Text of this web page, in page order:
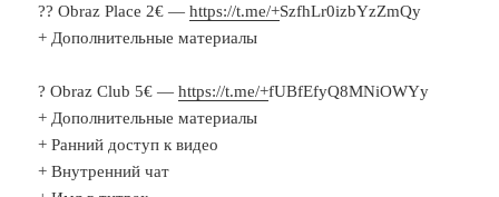
?‍? Obraz Place 2€ —https://t.me/+SzfhLr0izbYzZmQy
+ Дополнительные материалы
? Obraz Club 5€ —https://t.me/+fUBfEfyQ8MNiOWYy
+ Дополнительные материалы
+ Ранний доступ к видео
+ Внутренний чат